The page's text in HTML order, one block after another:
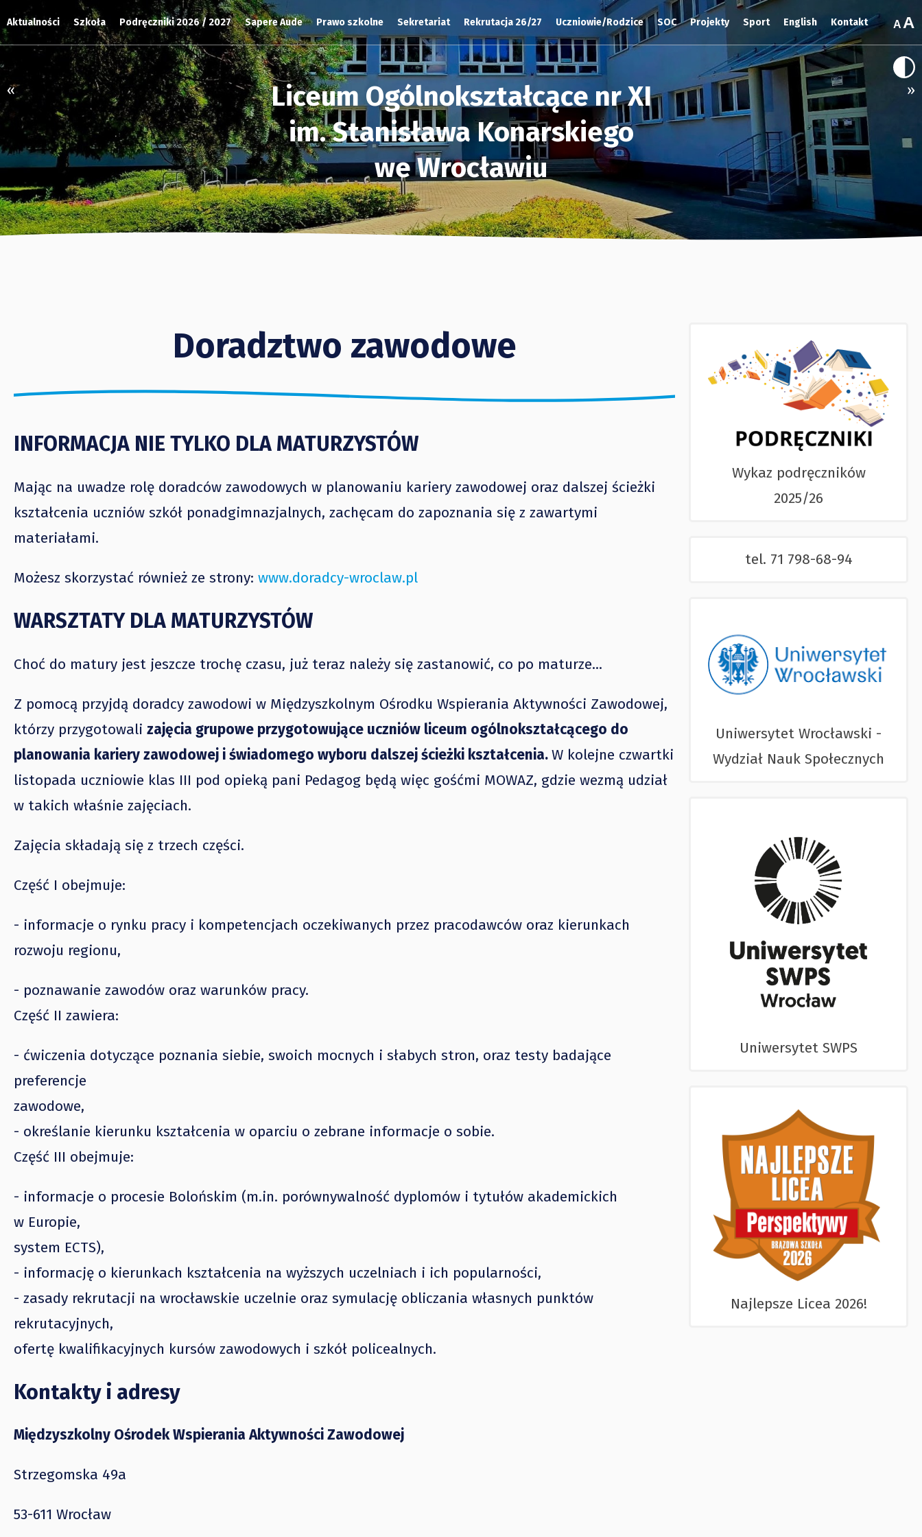
Liceum Ogólnokształcące nr XI
im. Stanisława Konarskiego
we Wrocławiu
« »
Aktualności Szkoła Podręczniki 2026 / 2027 Sapere Aude Prawo szkolne Sekretariat Rekrutacja 26/27 Uczniowie/Rodzice SOC Projekty Sport English Kontakt
Doradztwo zawodowe
INFORMACJA NIE TYLKO DLA MATURZYSTÓW
Mając na uwadze rolę doradców zawodowych w planowaniu kariery zawodowej oraz dalszej ścieżki
kształcenia uczniów szkół ponadgimnazjalnych, zachęcam do zapoznania się z zawartymi
materiałami.
Możesz skorzystać również ze strony: www.doradcy-wroclaw.pl
WARSZTATY DLA MATURZYSTÓW
Choć do matury jest jeszcze trochę czasu, już teraz należy się zastanowić, co po maturze...
Z pomocą przyjdą doradcy zawodowi w Międzyszkolnym Ośrodku Wspierania Aktywności Zawodowej,
którzy przygotowali zajęcia grupowe przygotowujące uczniów liceum ogólnokształcącego do
planowania kariery zawodowej i świadomego wyboru dalszej ścieżki kształcenia.W kolejne czwartki
listopada uczniowie klas III pod opieką pani Pedagog będą więc gośćmi MOWAZ, gdzie wezmą udział
w takich właśnie zajęciach.
Zajęcia składają się z trzech części.
Część I obejmuje:
- informacje o rynku pracy i kompetencjach oczekiwanych przez pracodawców oraz kierunkach
rozwoju regionu,
- poznawanie zawodów oraz warunków pracy.
Część II zawiera:
- ćwiczenia dotyczące poznania siebie, swoich mocnych i słabych stron, oraz testy badające
preferencje
zawodowe,
- określanie kierunku kształcenia w oparciu o zebrane informacje o sobie.
Część III obejmuje:
- informacje o procesie Bolońskim (m.in. porównywalność dyplomów i tytułów akademickich
w Europie,
system ECTS),
- informację o kierunkach kształcenia na wyższych uczelniach i ich popularności,
- zasady rekrutacji na wrocławskie uczelnie oraz symulację obliczania własnych punktów
rekrutacyjnych,
ofertę kwalifikacyjnych kursów zawodowych i szkół policealnych.
Kontakty i adresy
Międzyszkolny Ośrodek Wspierania Aktywności Zawodowej
Strzegomska 49a
53-611 Wrocław
Wykaz podręczników
2025/26
tel. 71 798-68-94
Uniwersytet Wrocławski -
Wydział Nauk Społecznych
Uniwersytet SWPS
Najlepsze Licea 2026!